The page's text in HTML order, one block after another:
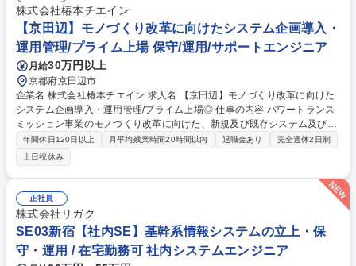
『仮説⇒検証』を繰り返すことが好きな方、得意な方に親和性がありそう
です。構築した仕組みで「ラクになったわ！」という社員からの声がやり
がいになります。 募集職種 ★未経験・UIターン歓迎【北杜市/社内SE】東
証上場メーカーのDX推進/残業月10h
株式会社椿本チエイン
【京田辺】モノづくり改革に向けたシステム企画導入・
運用管理/プライム上場 保守/運用/サポートエンジニア
月給30万円以上
京都府京田辺市
企業名 株式会社椿本チエイン 求人名 【京田辺】モノづくり改革に向けた
システム企画導入・運用管理/プライム上場◎ 仕事の内容 パワートランス
ミッション事業のモノづくり改革に向けた、新規及び既存システム及びイ
ンフラの企画導入・運用管理をご担当いただきます。 システム開発・イン
フラ構築については、基本的に社内の情報システム部に依頼、または外部
委託しますが、RPA開発等の小規模なシステムについては内製することも
あります。 【主な取り組みテーマ】 ◆構内自動化：作業者の手入力業務
のシステム化など ◆見える化：製造・品質・設備データの収集・分析・可
視化など ◆生産計画の自動化・省人化 ◆業務フロー改革：ペーパーレス
化など 募集職種 【京田辺】モノづくり改革に向けたシステム企画導入・
運用管理/プライム上場◎
年間休日120日以上 月平均残業時間20時間以内 退職金あり
完全週休2日制
土日祝休み
正社員
株式会社リガク
SE03新宿【社内SE】基幹系情報システムの立上・保
守・運用 / 在宅勤務可 社内システムエンジニア